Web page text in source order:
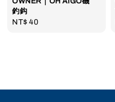
釣鈎
Regular
NT$ 40